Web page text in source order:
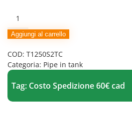
Tank
Litri
due
serpentini
quantità
Aggiungi al carrello
COD: T1250S2TC
Categoria: Pipe in tank
Tag: Costo Spedizione 60€ cad